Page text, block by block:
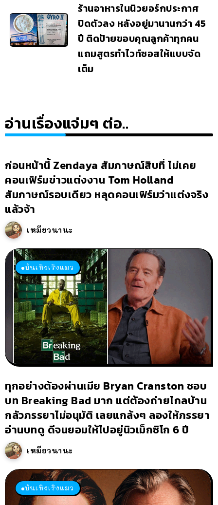
ร้านอาหารในนิวยอร์กประกาศ
ปิดตัวลง หลังอยู่มานานกว่า 45
ปี ติดป้ายขอบคุณลูกค้าทุกคน
แถมสูตรทำไวท์ซอสให้แบบจัด
เต็ม
อ่านเรื่องแจ่มๆ ต่อ..
ก่อนหน้านี้ Zendaya สัมภาษณ์สิบที่ ไม่เคย
คอนเฟิร์มข่าวแต่งงาน Tom Holland
สัมภาษณ์รอบเดียว หลุดคอนเฟิร์มว่าแต่งจริง
แล้วจ้า
เหมียวนานะ
บันเทิงเริงแมว
ทุกอย่างต้องผ่านเมีย Bryan Cranston ชอบ
บท Breaking Bad มาก แต่ต้องถ่ายไกลบ้าน
กลัวภรรยาไม่อนุมัติ เลยแกล้งๆ ลองให้ภรรยา
อ่านบทดู ดีจนยอมให้ไปอยู่นิวเม็กซิโก 6 ปี
เหมียวนานะ
บันเทิงเริงแมว